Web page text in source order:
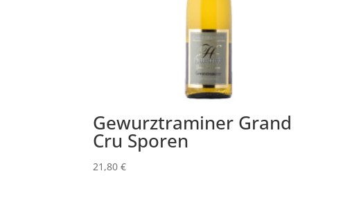
Gewurztraminer Grand
Cru Sporen
21,80€